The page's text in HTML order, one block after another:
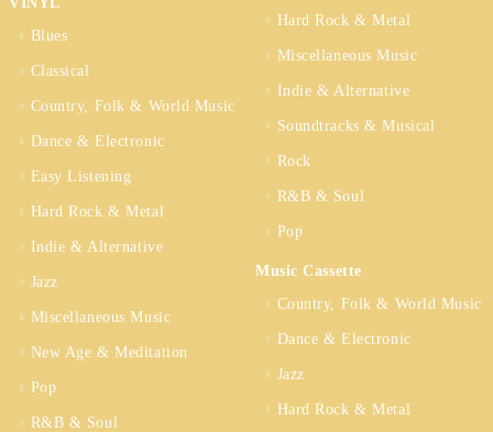
Blues
Classical
Country, Folk & World Music
Dance & Electronic
Easy Listening
Hard Rock & Metal
Indie & Alternative
Jazz
Miscellaneous Music
New Age & Meditation
Pop
R&B & Soul
Hard Rock & Metal
Miscellaneous Music
Indie & Alternative
Soundtracks & Musical
Rock
R&B & Soul
Pop
Music Cassette
Country, Folk & World Music
Dance & Electronic
Jazz
Hard Rock & Metal